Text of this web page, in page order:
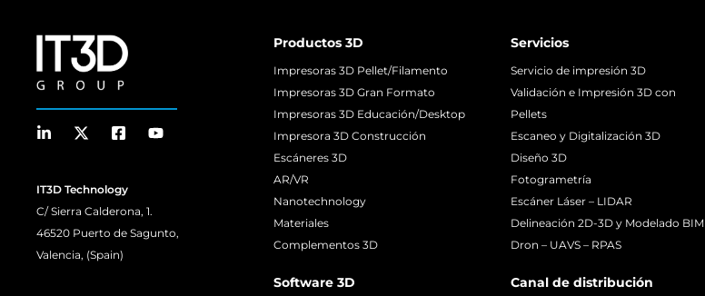
IT3D Technology
C/ Sierra Calderona, 1.
46520 Puerto de Sagunto,
Valencia, (Spain)
Productos 3D
Impresoras 3D Pellet/Filamento
Impresoras 3D Gran Formato
Impresoras 3D Educación/Desktop
Impresora 3D Construcción
Escáneres 3D
AR/VR
Nanotechnology
Materiales
Complementos 3D
Software 3D
Servicios
Servicio de impresión 3D
Validación e Impresión 3D con
Pellets
Escaneo y Digitalización 3D
Diseño 3D
Fotogrametría
Escáner Láser – LIDAR
Delineación 2D-3D y Modelado BIM
Dron – UAVS – RPAS
Canal de distribución